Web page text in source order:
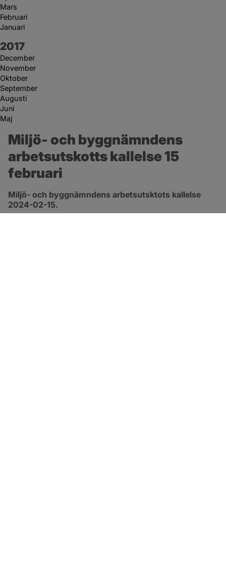
Mars
Februari
Januari
År:
2017
December
November
Oktober
September
Augusti
Juni
Maj
Miljö- och byggnämndens
arbetsutskotts kallelse 15
februari
Miljö- och byggnämndens arbetsutsktots kallelse
2024-02-15.